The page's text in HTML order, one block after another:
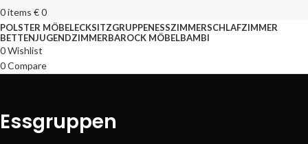
0items €0
POLSTER MÖBELECKSITZGRUPPENESSZIMMERSCHLAFZIMMER
BETTENJUGENDZIMMERBAROCK MÖBELBAMBI
0Wishlist
0Compare
Essgruppen